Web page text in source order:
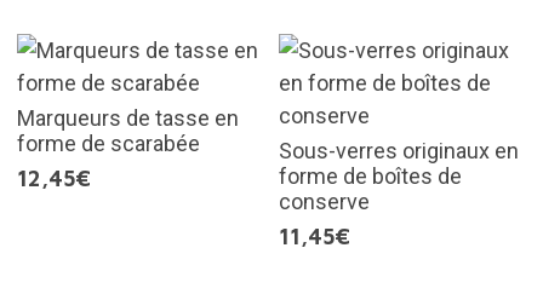
Marqueurs de tasse en
forme de scarabée
12,45€
Sous-verres originaux en
forme de boîtes de
conserve
11,45€